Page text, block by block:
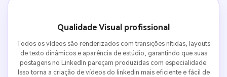
Qualidade Visual profissional
Todos os vídeos são renderizados com transições nítidas, layouts
de texto dinâmicos e aparência de estúdio, garantindo que suas
postagens no LinkedIn pareçam produzidas com especialidade.
Isso torna a criação de vídeos do linkedin mais eficiente e fácil de